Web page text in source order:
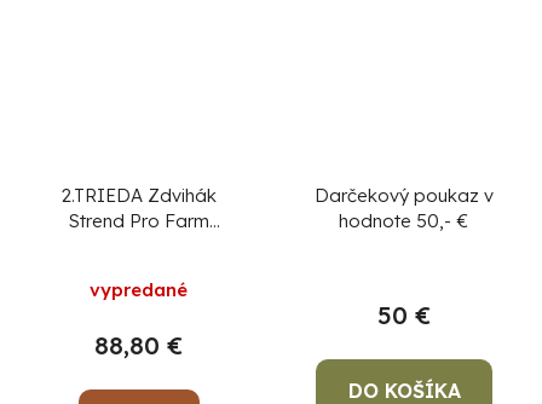
2.TRIEDA Zdvihák
Strend Pro Farm
vypredané
88,80 €
Darčekový poukaz v
hodnote 50,- €
50 €
DO KOŠÍKA